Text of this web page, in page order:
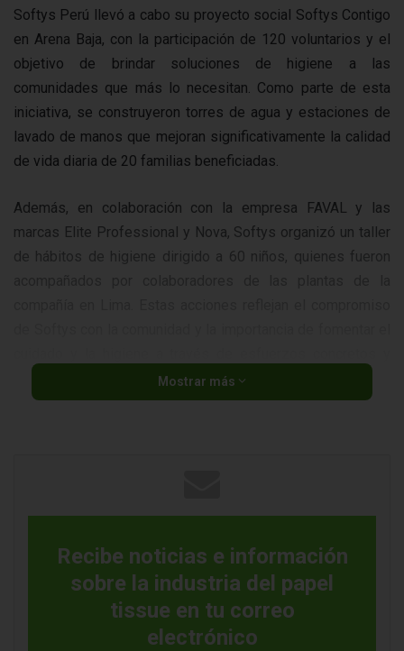
Softys Perú llevó a cabo su proyecto social Softys Contigo
en Arena Baja, con la participación de 120 voluntarios y el
objetivo de brindar soluciones de higiene a las
comunidades que más lo necesitan. Como parte de esta
iniciativa, se construyeron torres de agua y estaciones de
lavado de manos que mejoran significativamente la calidad
de vida diaria de 20 familias beneficiadas.
Además, en colaboración con la empresa FAVAL y las
marcas Elite Professional y Nova, Softys organizó un taller
de hábitos de higiene dirigido a 60 niños, quienes fueron
Mostrar más
Recibe noticias e información
sobre la industria del papel
tissue en tu correo
electrónico